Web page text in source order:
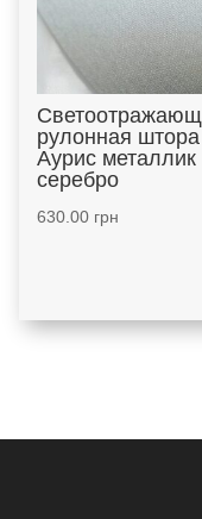
рулонная штора
Аурис металлик
серебро
630.00грн